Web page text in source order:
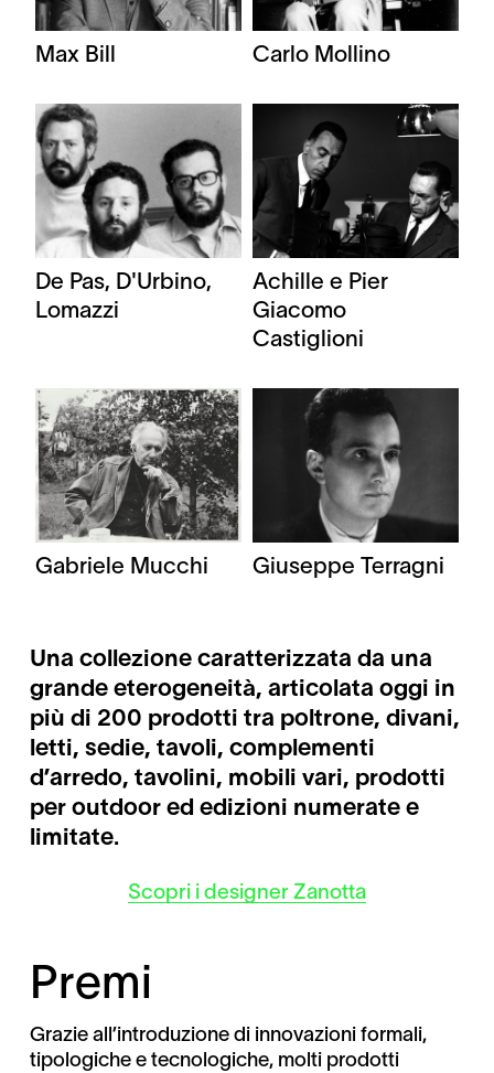
Max Bill Carlo Mollino
De Pas, D'Urbino,
Lomazzi
Achille e Pier
Giacomo
Castiglioni
Gabriele Mucchi Giuseppe Terragni
Una collezione caratterizzata da una
grande eterogeneità, articolata oggi in
più di 200 prodotti tra poltrone, divani,
letti, sedie, tavoli, complementi
d’arredo, tavolini, mobili vari, prodotti
per outdoor ed edizioni numerate e
limitate.
Scopri i designer Zanotta
Premi
Grazie all’introduzione di innovazioni formali,
tipologiche e tecnologiche, molti prodotti